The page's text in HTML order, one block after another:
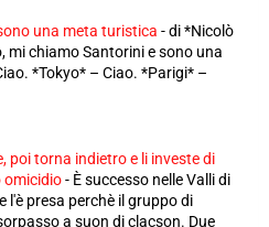
una meta turistica -di *Nicolò
mi chiamo Santorini e sono una
*Tokyo* – Ciao. *Parigi* –
poi torna indietro e li investe di
omicidio- È successo nelle Valli di
l'è presa perchè il gruppo di
a suon di clacson. Due